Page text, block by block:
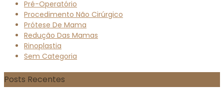
Pré-Operatório
Procedimento Não Cirúrgico
Prótese De Mama
Redução Das Mamas
Rinoplastia
Sem Categoria
Posts Recentes